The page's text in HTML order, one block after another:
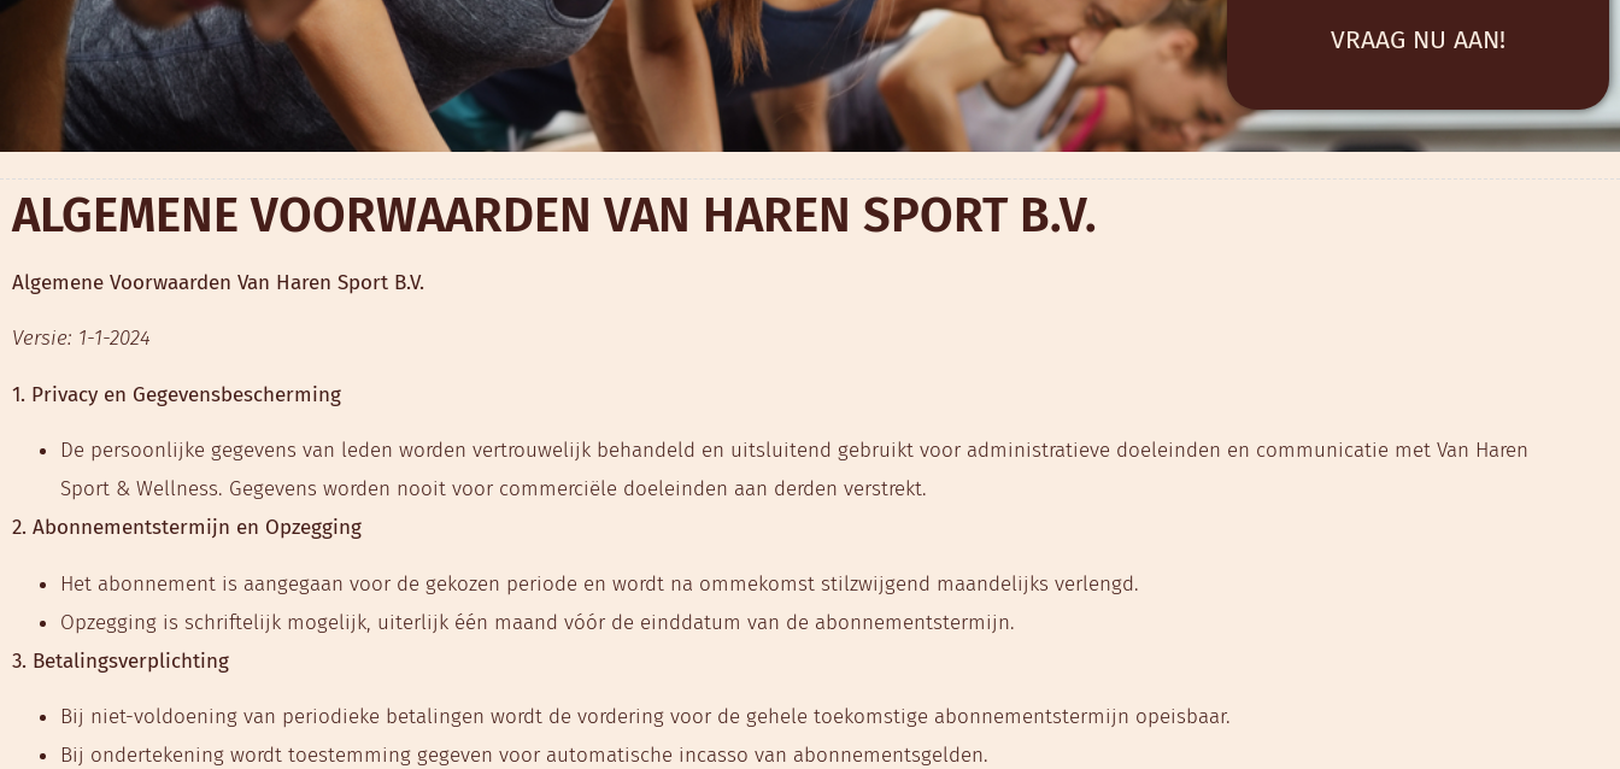
VRAAG NU AAN!
ALGEMENE VOORWAARDEN VAN HAREN SPORT B.V.
Algemene Voorwaarden Van Haren Sport B.V.
Versie: 1-1-2024
1. Privacy en Gegevensbescherming
De persoonlijke gegevens van leden worden vertrouwelijk behandeld en uitsluitend gebruikt voor administratieve doeleinden en communicatie met Van Haren
Sport & Wellness. Gegevens worden nooit voor commerciële doeleinden aan derden verstrekt.
2. Abonnementstermijn en Opzegging
Het abonnement is aangegaan voor de gekozen periode en wordt na ommekomst stilzwijgend maandelijks verlengd.
Opzegging is schriftelijk mogelijk, uiterlijk één maand vóór de einddatum van de abonnementstermijn.
3. Betalingsverplichting
Bij niet-voldoening van periodieke betalingen wordt de vordering voor de gehele toekomstige abonnementstermijn opeisbaar.
Bij ondertekening wordt toestemming gegeven voor automatische incasso van abonnementsgelden.